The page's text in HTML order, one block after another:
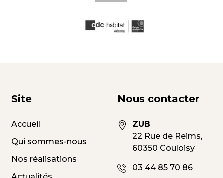
Site
Accueil
Qui sommes-nous
Nos réalisations
Nous contacter
ZUB
22 Rue de Reims,
60350 Couloisy
03 44 85 70 86